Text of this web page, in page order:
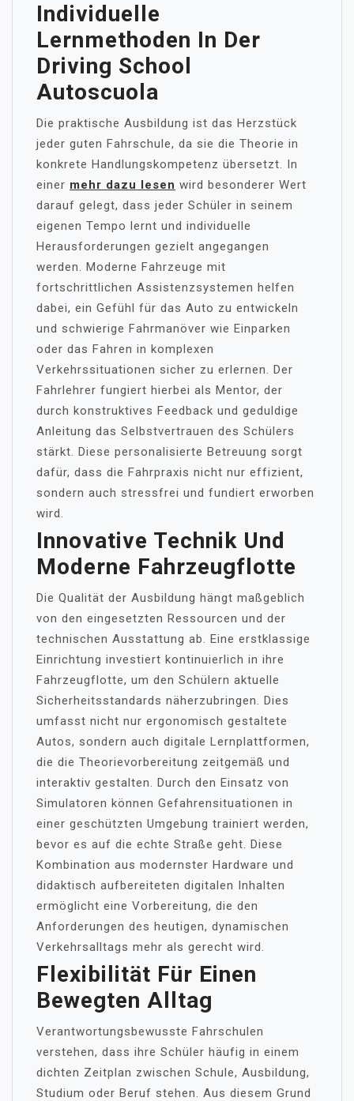
Individuelle
Lernmethoden In Der
Driving School
Autoscuola
Die praktische Ausbildung ist das Herzstück
jeder guten Fahrschule, da sie die Theorie in
konkrete Handlungskompetenz übersetzt. In
einer mehr dazu lesen wird besonderer Wert
darauf gelegt, dass jeder Schüler in seinem
eigenen Tempo lernt und individuelle
Herausforderungen gezielt angegangen
werden. Moderne Fahrzeuge mit
fortschrittlichen Assistenzsystemen helfen
dabei, ein Gefühl für das Auto zu entwickeln
und schwierige Fahrmanöver wie Einparken
oder das Fahren in komplexen
Verkehrssituationen sicher zu erlernen. Der
Fahrlehrer fungiert hierbei als Mentor, der
durch konstruktives Feedback und geduldige
Anleitung das Selbstvertrauen des Schülers
stärkt. Diese personalisierte Betreuung sorgt
dafür, dass die Fahrpraxis nicht nur effizient,
sondern auch stressfrei und fundiert erworben
wird.
Innovative Technik Und
Moderne Fahrzeugflotte
Die Qualität der Ausbildung hängt maßgeblich
von den eingesetzten Ressourcen und der
technischen Ausstattung ab. Eine erstklassige
Einrichtung investiert kontinuierlich in ihre
Fahrzeugflotte, um den Schülern aktuelle
Sicherheitsstandards näherzubringen. Dies
umfasst nicht nur ergonomisch gestaltete
Autos, sondern auch digitale Lernplattformen,
die die Theorievorbereitung zeitgemäß und
interaktiv gestalten. Durch den Einsatz von
Simulatoren können Gefahrensituationen in
einer geschützten Umgebung trainiert werden,
bevor es auf die echte Straße geht. Diese
Kombination aus modernster Hardware und
didaktisch aufbereiteten digitalen Inhalten
ermöglicht eine Vorbereitung, die den
Anforderungen des heutigen, dynamischen
Verkehrsalltags mehr als gerecht wird.
Flexibilität Für Einen
Bewegten Alltag
Verantwortungsbewusste Fahrschulen
verstehen, dass ihre Schüler häufig in einem
dichten Zeitplan zwischen Schule, Ausbildung,
Studium oder Beruf stehen. Aus diesem Grund